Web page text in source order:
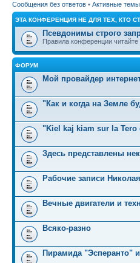
Сообщения без ответов • Активные темы
ЭТА КОНФЕРЕНЦИЯ НЕ ДЛЯ ТЕХ, КТО
Псевдонимы строго
Правила конференции читайте
ФОРУМ
Мой провайдер
"Как и когда на Земле
"Kiel kaj kiam sur la
Здесь представлены
Рабочие записи
Вечные двигатели и
Всяко-разно
Пирамида "Эсперанто" и